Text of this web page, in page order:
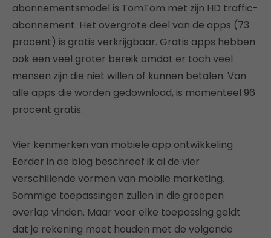
abonnementsmodel is TomTom met zijn HD traffic-
abonnement. Het overgrote deel van de apps (73
procent) is gratis verkrijgbaar. Gratis apps hebben
ook een veel groter bereik omdat er toch veel
mensen zijn die niet willen of kunnen betalen. Van
alle apps die worden gedownload, is momenteel 96
procent gratis.
Vier kenmerken van mobiele app ontwikkeling
Eerder in de blog beschreef ik al de vier
verschillende vormen van mobile marketing.
Sommige toepassingen zullen in die groepen
overlap vinden. Maar voor elke toepassing geldt
dat je rekening moet houden met de volgende